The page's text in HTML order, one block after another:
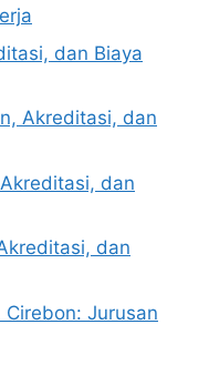
dan Biaya
Akreditasi, dan
dan
dan
Jurusan